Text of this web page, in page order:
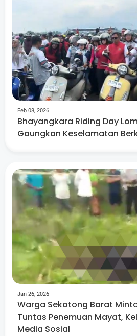
Feb 08, 2026
Bhayangkara Riding Day
Gaungkan Keselamatan
Jan 26, 2026
Warga Sekotong Barat
Tuntas Penemuan Mayat,
Media Sosial